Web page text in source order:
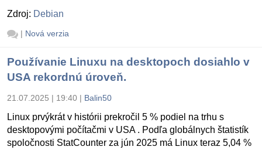
Zdroj: Debian
| Nová verzia
Používanie Linuxu na desktopoch dosiahlo v
USA rekordnú úroveň.
21.07.2025 | 19:40 | Balin50
Linux prvýkrát v histórii prekročil 5 % podiel na trhu s
desktopovými počítačmi v USA . Podľa globálnych štatistík
spoločnosti StatCounter za jún 2025 má Linux teraz 5,04 %